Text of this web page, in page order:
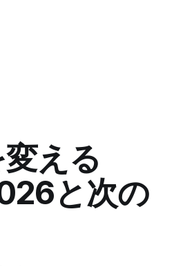
える
と次の